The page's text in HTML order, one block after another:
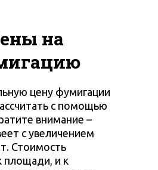
на
цену фумигации
с помощью
внимание –
с увеличением
Стоимость
площади, и к